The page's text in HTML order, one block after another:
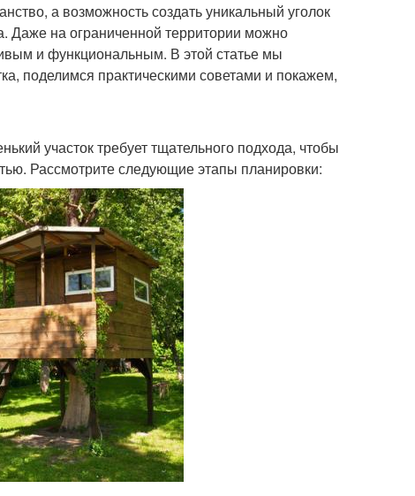
а возможность создать уникальный уголок
Даже на ограниченной территории можно
и функциональным. В этой статье мы
поделимся практическими советами и покажем,
участок требует тщательного подхода, чтобы
Рассмотрите следующие этапы планировки: